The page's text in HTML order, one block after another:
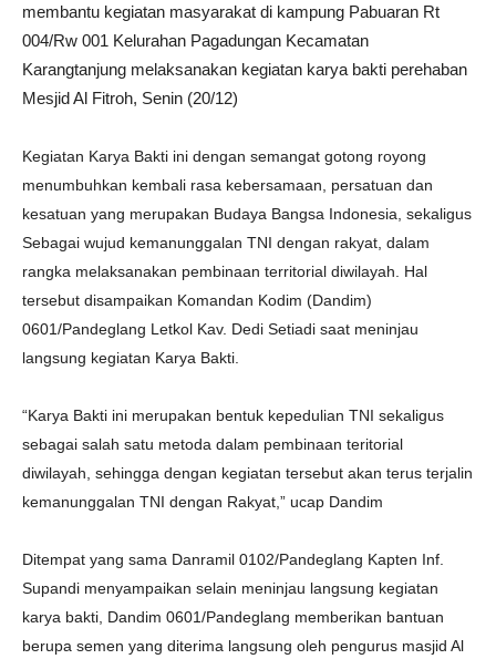
membantu kegiatan masyarakat di kampung Pabuaran Rt
004/Rw 001 Kelurahan Pagadungan Kecamatan
Karangtanjung melaksanakan kegiatan karya bakti perehaban
Mesjid Al Fitroh, Senin (20/12)
Kegiatan Karya Bakti ini dengan semangat gotong royong
menumbuhkan kembali rasa kebersamaan, persatuan dan
kesatuan yang merupakan Budaya Bangsa Indonesia, sekaligus
Sebagai wujud kemanunggalan TNI dengan rakyat, dalam
rangka melaksanakan pembinaan territorial diwilayah. Hal
tersebut disampaikan Komandan Kodim (Dandim)
0601/Pandeglang Letkol Kav. Dedi Setiadi saat meninjau
langsung kegiatan Karya Bakti.
“Karya Bakti ini merupakan bentuk kepedulian TNI sekaligus
sebagai salah satu metoda dalam pembinaan teritorial
diwilayah, sehingga dengan kegiatan tersebut akan terus terjalin
kemanunggalan TNI dengan Rakyat,” ucap Dandim
Ditempat yang sama Danramil 0102/Pandeglang Kapten Inf.
Supandi menyampaikan selain meninjau langsung kegiatan
karya bakti, Dandim 0601/Pandeglang memberikan bantuan
berupa semen yang diterima langsung oleh pengurus masjid Al